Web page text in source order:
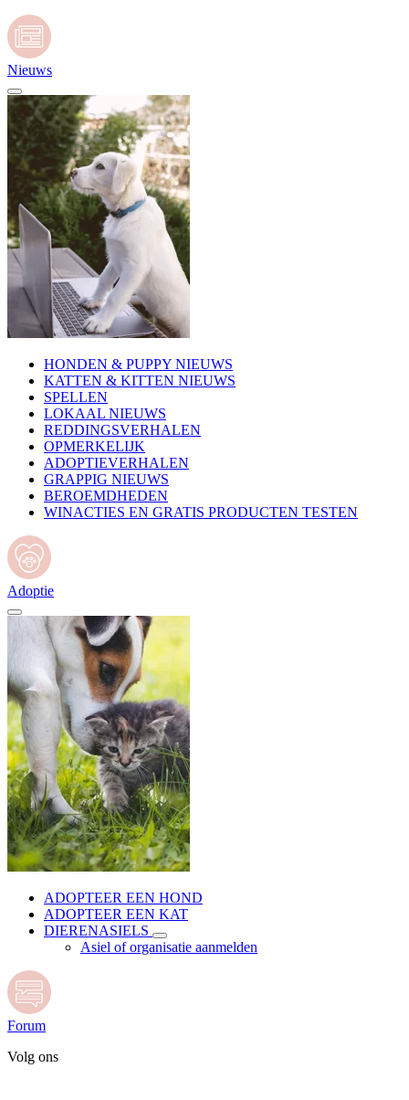
Nieuws
HONDEN & PUPPY NIEUWS
KATTEN & KITTEN NIEUWS
SPELLEN
LOKAAL NIEUWS
REDDINGSVERHALEN
OPMERKELIJK
ADOPTIEVERHALEN
GRAPPIG NIEUWS
BEROEMDHEDEN
WINACTIES EN GRATIS PRODUCTEN TESTEN
Adoptie
ADOPTEER EEN HOND
ADOPTEER EEN KAT
DIERENASIELS
Asiel of organisatie aanmelden
Forum
Volg ons